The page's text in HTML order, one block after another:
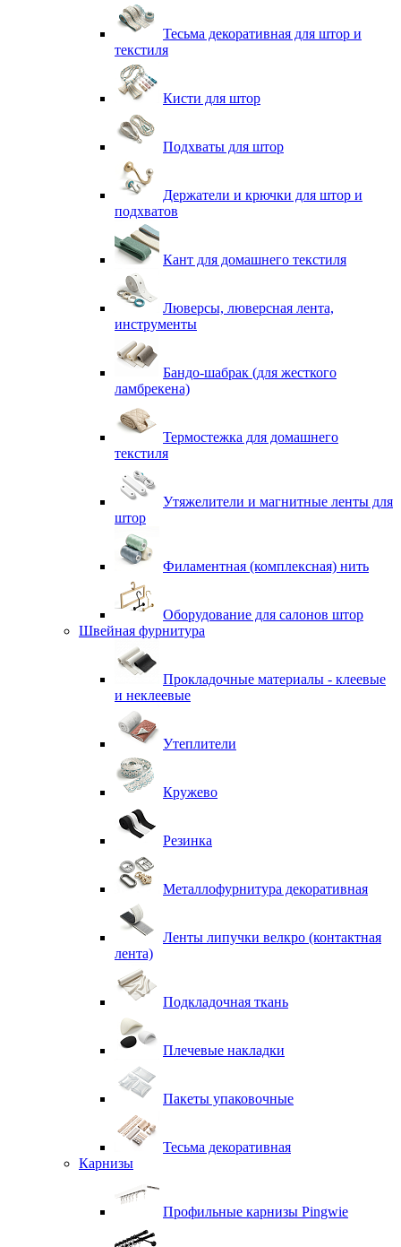
Тесьма декоративная для штор и
текстиля
Кисти для штор
Подхваты для штор
Держатели и крючки для штор и
подхватов
Кант для домашнего текстиля
Люверсы, люверсная лента,
инструменты
Бандо-шабрак (для жесткого
ламбрекена)
Термостежка для домашнего
текстиля
Утяжелители и магнитные ленты для
штор
Филаментная (комплексная) нить
Оборудование для салонов штор
Швейная фурнитура
Прокладочные материалы - клеевые
и неклеевые
Утеплители
Кружево
Резинка
Металлофурнитура декоративная
Ленты липучки велкро (контактная
лента)
Подкладочная ткань
Плечевые накладки
Пакеты упаковочные
Тесьма декоративная
Карнизы
Профильные карнизы Pingwie